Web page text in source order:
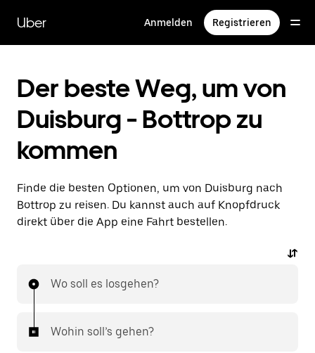
zum
Hauptinhalt
Uber Anmelden Registrieren
Der beste Weg, um von
Duisburg - Bottrop zu
kommen
Finde die besten Optionen, um von Duisburg nach
Bottrop zu reisen. Du kannst auch auf Knopfdruck
direkt über die App eine Fahrt bestellen.
Wo soll es losgehen?
Wohin soll’s gehen?